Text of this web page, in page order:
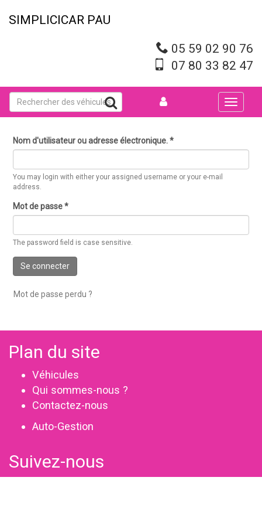
SIMPLICICAR PAU
05 59 02 90 76
07 80 33 82 47
Toggle
Nom d'utilisateur ou adresse électronique.*
You may login with either your assigned username or your e-mail
address.
Mot de passe*
The password field is case sensitive.
Se connecter
Mot de passe perdu ?
Plan du site
Véhicules
Qui sommes-nous ?
Contactez-nous
Auto-Gestion
Suivez-nous